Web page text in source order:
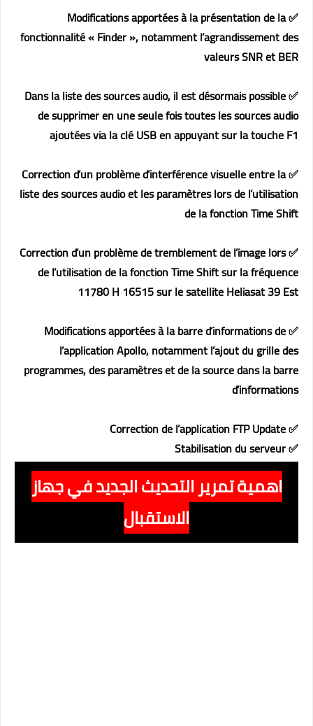
✅ Modifications apportées à la présentation de la
fonctionnalité « Finder », notamment l’agrandissement des
valeurs SNR et BER
✅ Dans la liste des sources audio, il est désormais possible
de supprimer en une seule fois toutes les sources audio
ajoutées via la clé USB en appuyant sur la touche F1
✅ Correction d’un problème d’interférence visuelle entre la
liste des sources audio et les paramètres lors de l’utilisation
de la fonction Time Shift
✅ Correction d’un problème de tremblement de l’image lors
de l’utilisation de la fonction Time Shift sur la fréquence
11780 H 16515 sur le satellite Heliasat 39 Est
✅ Modifications apportées à la barre d’informations de
l’application Apollo, notamment l’ajout du grille des
programmes, des paramètres et de la source dans la barre
d’informations
✅ Correction de l’application FTP Update
✅ Stabilisation du serveur
اهمية تمرير التحديث الجديد في جهاز
الاستقبال